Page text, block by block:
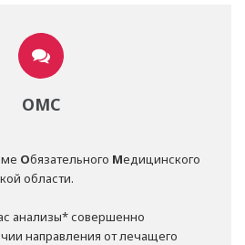
ОМС
Обязательного Медицинского
области.
анализы* совершенно
направления от лечащего